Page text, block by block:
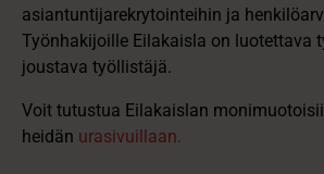
asiantuntijarekrytointeihin ja
Työnhakijoille Eilakaisla on luotettava
joustava työllistäjä.
Voit tutustua Eilakaislan
heidän urasivuillaan.